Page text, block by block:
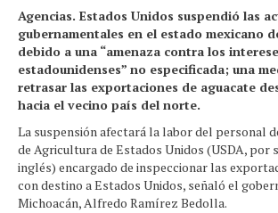
Agencias. Estados Unidos suspendió las
gubernamentales en el estado mexicano
debido a una “amenaza contra los
estadounidenses” no especificada; una
retrasar las exportaciones de aguacate
hacia el vecino país del norte.
La suspensión afectará la labor del personal
de Agricultura de Estados Unidos (USDA, por
inglés) encargado de inspeccionar las
con destino a Estados Unidos, señaló el
Michoacán, Alfredo Ramírez Bedolla.